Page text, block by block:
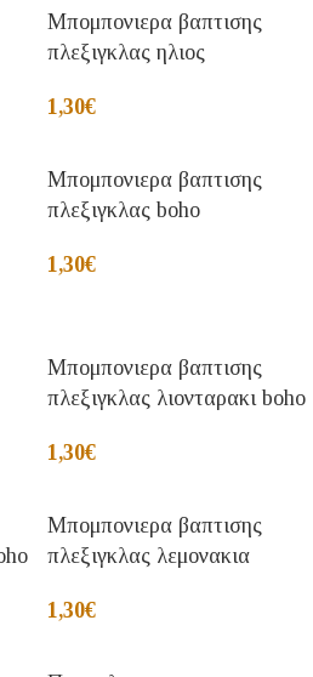
Μπομπονιερα βαπτισης
πλεξιγκλας ηλιος
1,30€
Μπομπονιερα βαπτισης
πλεξιγκλας boho
1,30€
Μπομπονιερα βαπτισης
πλεξιγκλας λιονταρακι boho
1,30€
Μπομπονιερα βαπτισης
πλεξιγκλας λεμονακια
1,30€